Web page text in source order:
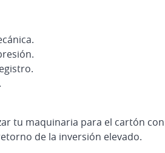
tu maquinaria para el cartón
de la inversión elevado.